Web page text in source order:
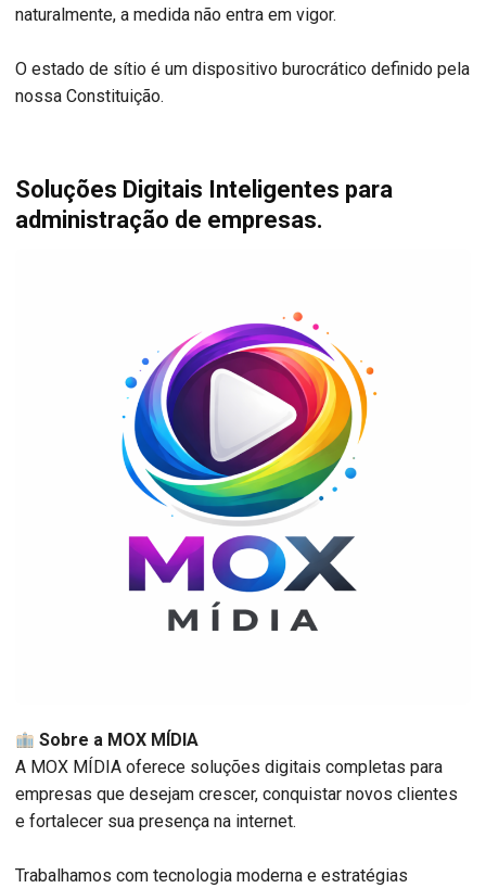
naturalmente, a medida não entra em vigor.
O estado de sítio é um dispositivo burocrático definido pela
nossa Constituição.
Soluções Digitais Inteligentes para
administração de empresas.
Sobre a MOX MÍDIA
A MOX MÍDIA oferece soluções digitais completas para
empresas que desejam crescer, conquistar novos clientes
e fortalecer sua presença na internet.
Trabalhamos com tecnologia moderna e estratégias